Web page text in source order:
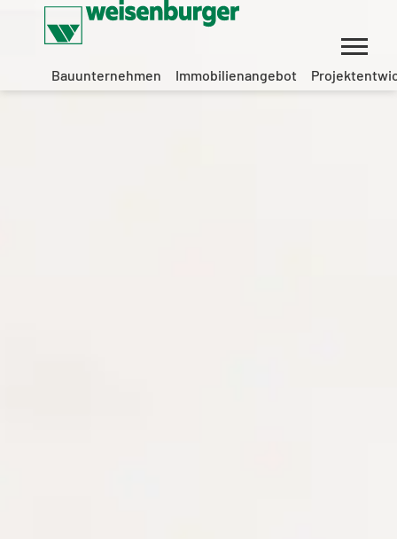
Bauunternehmen Immobilienangebot